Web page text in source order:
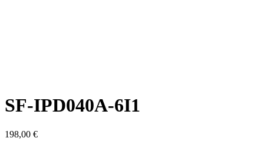
SF-IPD040A-6I1
198,00 €